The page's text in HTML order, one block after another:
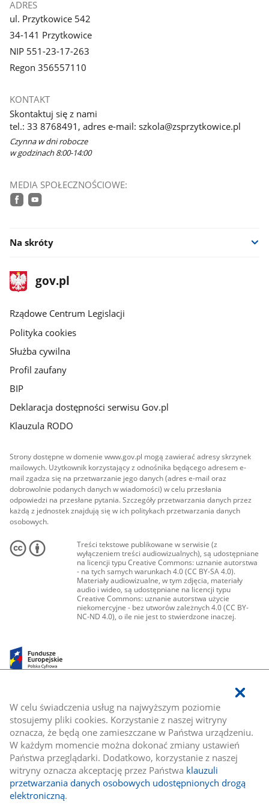
W celu świadczenia usług na najwyższym poziomie
stosujemy pliki cookies. Korzystanie z naszej witryny
oznacza, że będą one zamieszczane w Państwa urządzeniu.
W każdym momencie można dokonać zmiany ustawień
Państwa przeglądarki. Dodatkowo, korzystanie z naszej
witryny oznacza akceptację przez Państwa klauzuli
przetwarzania danych osobowych udostępnionych drogą
elektroniczną.
ADRES
ul. Przytkowice 542
34-141 Przytkowice
NIP 551-23-17-263
Regon 356557110
KONTAKT
Skontaktuj się z nami
tel.: 33 8768491, adres e-mail: szkola@zsprzytkowice.pl
Czynna w dni robocze
w godzinach 8:00-14:00
MEDIA SPOŁECZNOŚCIOWE:
Na skróty
stopka
gov.plStrona
gov.pl
Rządowe Centrum Legislacji
Polityka cookies
Służba cywilna
Profil zaufany
BIP
Deklaracja dostępności serwisu Gov.pl
Klauzula RODO
Strony dostępne w domenie www.gov.pl mogą zawierać adresy skrzynek
mailowych. Użytkownik korzystający z odnośnika będącego adresem e-
mail zgadza się na przetwarzanie jego danych (adres e-mail oraz
dobrowolnie podanych danych w wiadomości) w celu przesłania
odpowiedzi na przesłane pytania. Szczegóły przetwarzania danych przez
każdą z jednostek znajdują się w ich politykach przetwarzania danych
osobowych.
Treści tekstowe publikowane w serwisie (z
wyłączeniem treści audiowizualnych), są udostępniane
na licencji typu Creative Commons: uznanie autorstwa
- na tych samych warunkach 4.0 (CC BY-SA 4.0).
Materiały audiowizualne, w tym zdjęcia, materiały
audio i wideo, są udostępniane na licencji typu
Creative Commons: uznanie autorstwa użycie
niekomercyjne - bez utworów zależnych 4.0 (CC BY-
NC-ND 4.0), o ile nie jest to stwierdzone inaczej.